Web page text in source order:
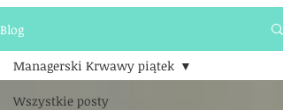
Blog
Wszystkie posty
Managerski Krwawy piątek